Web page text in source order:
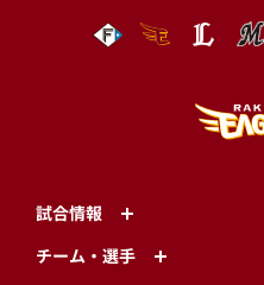
試合情報
チーム・選手